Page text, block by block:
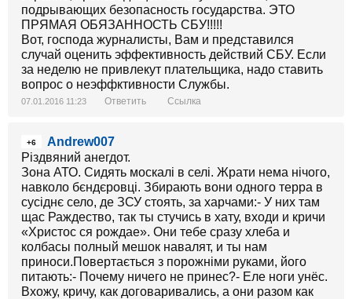
подрывающих безопасность государства. ЭТО
ПРЯМАЯ ОБЯЗАННОСТЬ СБУ!!!!!
Вот, господа журналисты, Вам и представился
случай оценить эффективность действий СБУ. Если
за неделю не привлекут плательщика, надо ставить
вопрос о неэффктивности Службы.
07.01.2016 11:23 Ответить Ссылка
+6
Andrew007
Різдвяний анегдот.
Зона АТО. Сидять москалі в селі. Жрати нема нічого,
навколо бєндєровці. Збирають вони одного терра в
сусіднє село, де ЗСУ стоять, за харчами:- У них там
щас Раждество, так ты стучись в хату, входи и кричи
«Христос ся рождае». Они тебе сразу хлеба и
колбасы полный мешок навалят, и ты нам
приноси.Повертається з порожніми руками, його
питають:- Почему ничего не принес?- Еле ноги унёс.
Вхожу, кричу, как договаривались, а они разом как